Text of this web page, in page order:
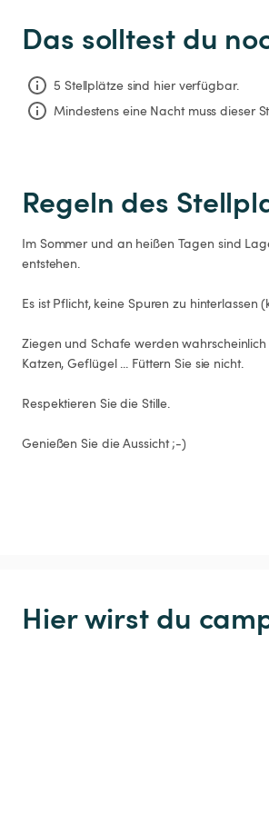
Das solltest du
5 Stellplätze sind hier verfügbar.
Mindestens eine Nacht muss dieser
Regeln des
Im Sommer und an heißen Tagen sind
entstehen.
Es ist Pflicht, keine Spuren zu
Ziegen und Schafe werden
Katzen, Geflügel ... Füttern Sie sie nicht.
Respektieren Sie die Stille.
Genießen Sie die Aussicht ;-)
Hier wirst du